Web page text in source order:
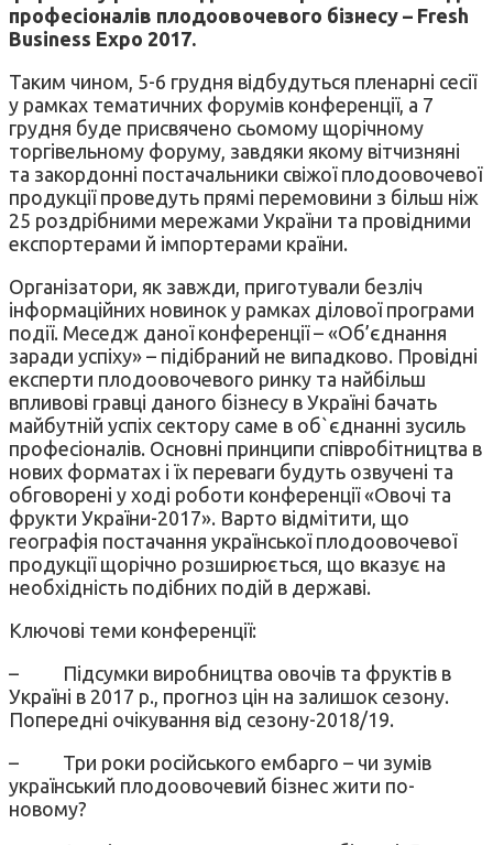
професіоналів плодоовочевого бізнесу – Fresh
Business Expo 2017.
Таким чином, 5-6 грудня відбудуться пленарні сесії
у рамках тематичних форумів конференції, а 7
грудня буде присвячено сьомому щорічному
торгівельному форуму, завдяки якому вітчизняні
та закордонні постачальники свіжої плодоовочевої
продукції проведуть прямі перемовини з більш ніж
25 роздрібними мережами України та провідними
експортерами й імпортерами країни.
Організатори, як завжди, приготували безліч
інформаційних новинок у рамках ділової програми
події. Меседж даної конференції – «Об’єднання
заради успіху» – підібраний не випадково. Провідні
експерти плодоовочевого ринку та найбільш
впливові гравці даного бізнесу в Україні бачать
майбутній успіх сектору саме в об`єднанні зусиль
професіоналів. Основні принципи співробітництва в
нових форматах і їх переваги будуть озвучені та
обговорені у ході роботи конференції «Овочі та
фрукти України-2017». Варто відмітити, що
географія постачання української плодоовочевої
продукції щорічно розширюється, що вказує на
необхідність подібних подій в державі.
Ключові теми конференції:
– Підсумки виробництва овочів та фруктів в
Україні в 2017 р., прогноз цін на залишок сезону.
Попередні очікування від сезону-2018/19.
– Три роки російського ембарго – чи зумів
український плодоовочевий бізнес жити по-
новому?